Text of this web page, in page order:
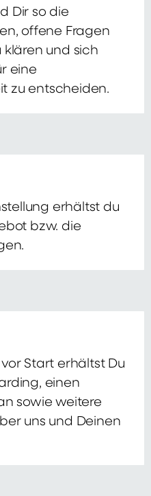
Dir so die
offene Fragen
klären und sich
eine
zu entscheiden.
erhältst du
bzw. die
Start erhältst Du
einen
sowie weitere
uns und Deinen